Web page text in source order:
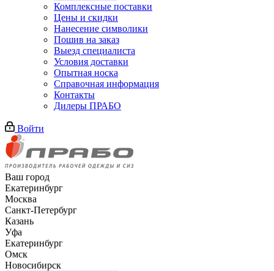
Комплексные поставки
Цены и скидки
Нанесение символики
Пошив на заказ
Выезд специалиста
Условия доставки
Опытная носка
Справочная информация
Контакты
Дилеры ПРАБО
Войти
Ваш город
Екатеринбург
Москва
Санкт-Петербург
Казань
Уфа
Екатеринбург
Омск
Новосибирск